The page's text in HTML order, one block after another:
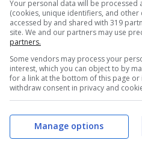
Your personal data will be
(cookies, unique identifiers, and
accessed by and shared with 319
site. We and our partners may use
partners.
Some vendors may process your
interest, which you can object to by
for a link at the bottom of this page
withdraw consent in privacy and
Manage options